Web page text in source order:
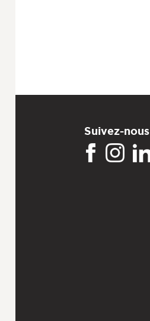
Suivez-nous